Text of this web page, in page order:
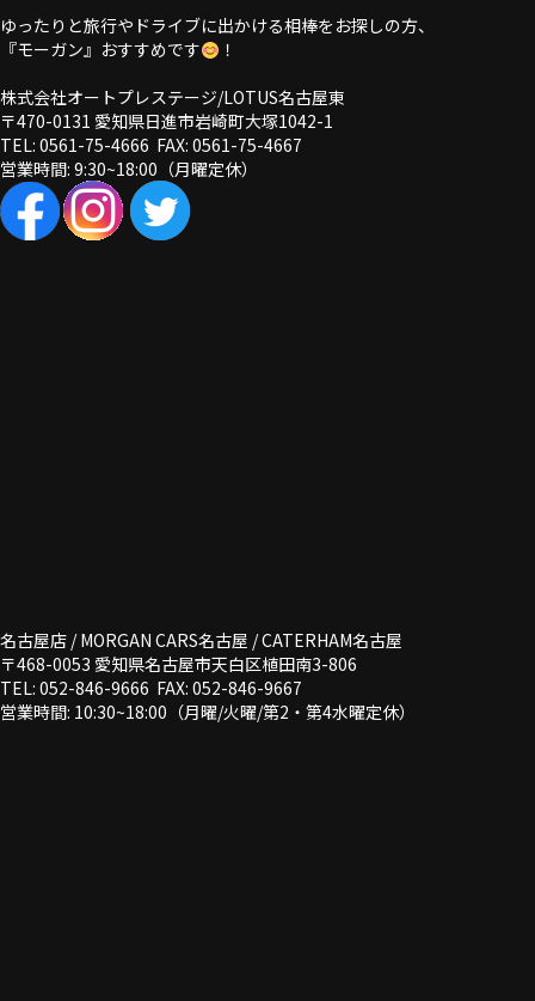
ゆったりと旅行やドライブに出かける相棒をお探しの方、
『モーガン』おすすめです
！
株式会社オートプレステージ/LOTUS名古屋東
〒470-0131 愛知県日進市岩崎町大塚1042-1
TEL: 0561-75-4666 FAX: 0561-75-4667
営業時間: 9:30~18:00（月曜定休）
名古屋店 / MORGAN CARS名古屋 / CATERHAM名古屋
〒468-0053 愛知県名古屋市天白区植田南3-806
TEL: 052-846-9666 FAX: 052-846-9667
営業時間: 10:30~18:00（月曜/火曜/第2・第4水曜定休）